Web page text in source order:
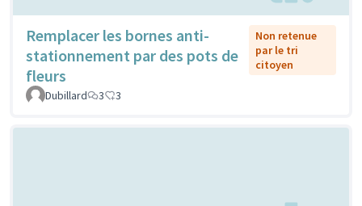
Remplacer les bornes anti-
stationnement par des pots de
fleurs
Non retenue
par le tri
citoyen
Dubillard 3 3